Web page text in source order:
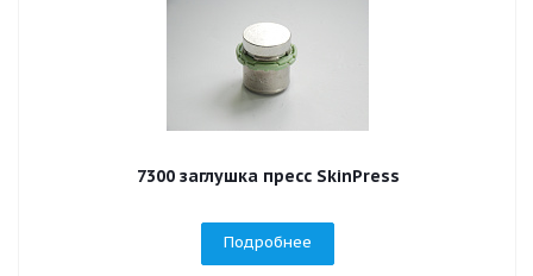
7300 заглушка пресс SkinPress
Подробнее